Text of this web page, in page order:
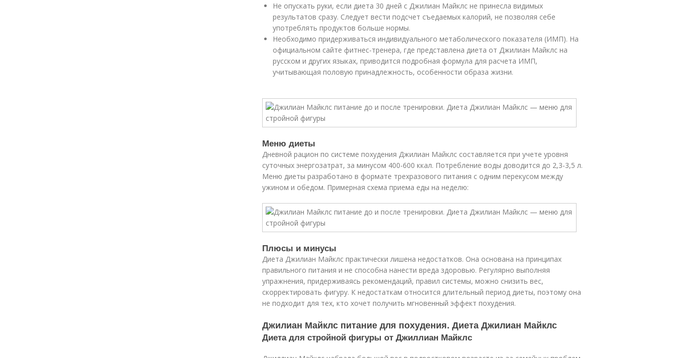
Не опускать руки, если диета 30 дней с Джилиан Майклс не принесла видимых
результатов сразу. Следует вести подсчет съедаемых калорий, не позволяя себе
употреблять продуктов больше нормы.
Необходимо придерживаться индивидуального метаболического показателя (ИМП). На
официальном сайте фитнес-тренера, где представлена диета от Джилиан Майклс на
русском и других языках, приводится подробная формула для расчета ИМП,
учитывающая половую принадлежность, особенности образа жизни.
Меню диеты
Дневной рацион по системе похудения Джилиан Майклс составляется при учете уровня
суточных энергозатрат, за минусом 400-600 ккал. Потребление воды доводится до 2,3-3,5 л.
Меню диеты разработано в формате трехразового питания с одним перекусом между
ужином и обедом. Примерная схема приема еды на неделю:
Плюсы и минусы
Диета Джилиан Майклс практически лишена недостатков. Она основана на принципах
правильного питания и не способна нанести вреда здоровью. Регулярно выполняя
упражнения, придерживаясь рекомендаций, правил системы, можно снизить вес,
скорректировать фигуру. К недостаткам относится длительный период диеты, поэтому она
не подходит для тех, кто хочет получить мгновенный эффект похудения.
Джилиан Майклс питание для похудения. Диета Джилиан Майклс
Диета для стройной фигуры от Джиллиан Майклс